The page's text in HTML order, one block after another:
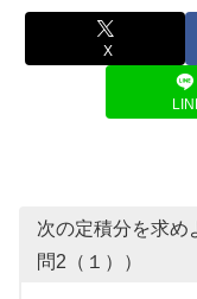
X
次の定積分を求
問2（１））